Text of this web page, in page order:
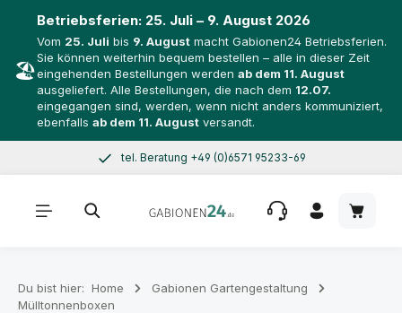
🏖️
Betriebsferien: 25. Juli – 9. August 2026
Vom 25. Juli bis 9. August macht Gabionen24 Betriebsferien.
Sie können weiterhin bequem bestellen – alle in dieser Zeit
eingehenden Bestellungen werden ab dem 11. August
ausgeliefert. Alle Bestellungen, die nach dem 12.07.
eingegangen sind, werden, wenn nicht anders kommuniziert,
ebenfalls ab dem 11. August versandt.
Zum Hauptinhalt springentel. Beratung +49 (0)6571 95233-69
Du bist hier: Home
Gabionen Gartengestaltung
Mülltonnenboxen